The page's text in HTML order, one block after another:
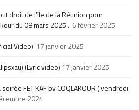
droit de l’île de la Réunion pour
du 08 mars 2025 . 6 février 2025
Video) 17 janvier 2025
(Lyric video) 17 janvier 2025
FET KAF by COQLAKOUR ( vendredi
2024